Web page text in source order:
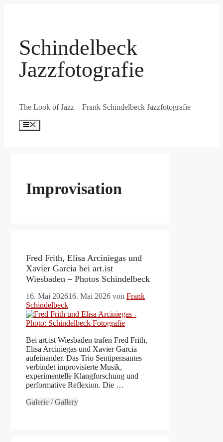
Schindelbeck
Jazzfotografie
The Look of Jazz – Frank Schindelbeck Jazzfotografie
Menü
Improvisation
Fred Frith, Elisa Arciniegas und
Xavier Garcia bei art.ist
Wiesbaden – Photos Schindelbeck
16. Mai 202616. Mai 2026 von Frank
Schindelbeck
Bei art.ist Wiesbaden trafen Fred Frith,
Elisa Arciniegas und Xavier Garcia
aufeinander. Das Trio Sentipensantes
verbindet improvisierte Musik,
experimentelle Klangforschung und
performative Reflexion. Die …
Galerie / Gallery